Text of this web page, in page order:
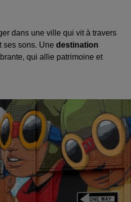
dans une ville qui vit à travers
ses sons. Une destination
qui allie patrimoine et